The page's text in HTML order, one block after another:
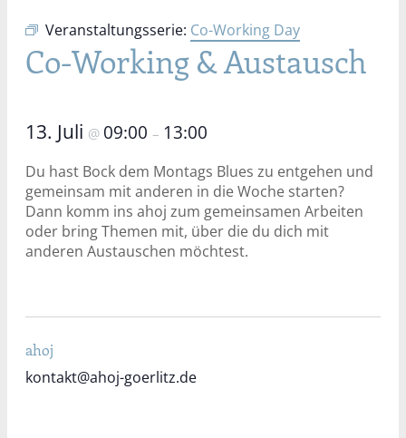
Veranstaltungsserie: Co-Working Day
Co-Working & Austausch
13. Juli @ 09:00 – 13:00
Du hast Bock dem Montags Blues zu entgehen und
gemeinsam mit anderen in die Woche starten?
Dann komm ins ahoj zum gemeinsamen Arbeiten
oder bring Themen mit, über die du dich mit
anderen Austauschen möchtest.
ahoj
kontakt@ahoj-goerlitz.de